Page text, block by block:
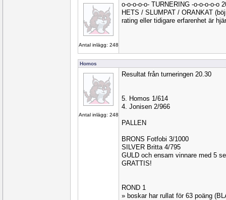
Antal inlägg: 248
o-o-o-o-o- TURNERING -o-o-o-o-o
HETS / SLUMPAT / ORANKAT
rating eller tidigare erfarenhet är
Homos
Antal inlägg: 248
Resultat från turneringen 20.30
5. Homos 1/614
4. Jonisen 2/966
PALLEN
BRONS Fotfobi 3/1000
SILVER Britta 4/795
GULD och ensam vinnare med 5
GRATTIS!
ROND 1
» boskar har rullat för 63 poäng